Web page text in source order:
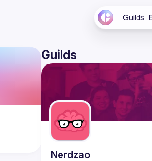
Guilds
Guilds
Nerdzao